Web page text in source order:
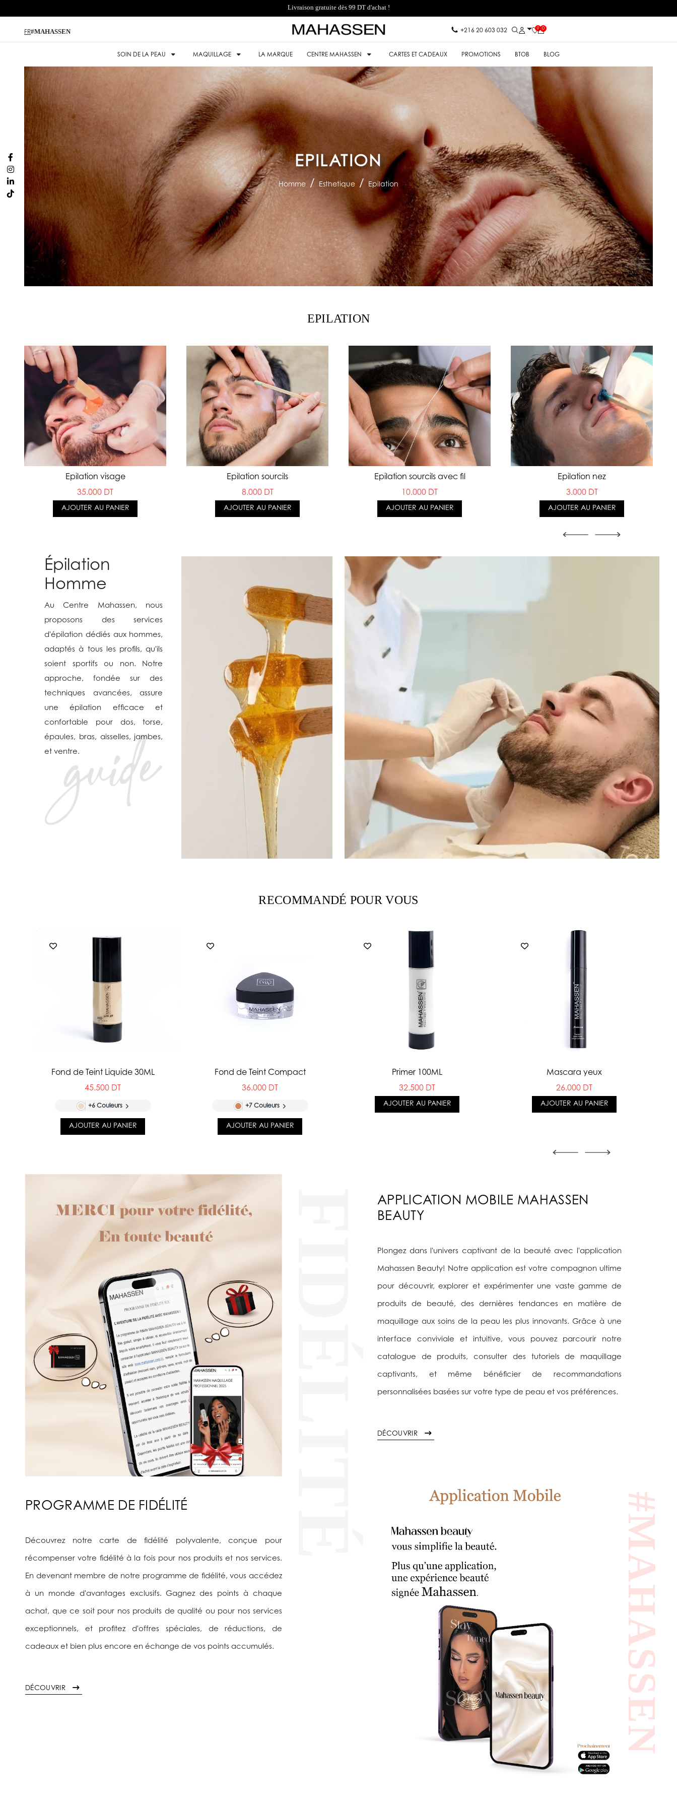
Livraison gratuite dès 99 DT d'achat !
FR#MAHASSEN +216 20 603 032 0 0
SOIN DE LA PEAU MAQUILLAGE LA MARQUE CENTRE MAHASSEN CARTES ET CADEAUX PROMOTIONS BTOB BLOG
EPILATION
Homme Esthetique Epilation
EPILATION
Epilation visage
35.000 DT
AJOUTER AU PANIER
Epilation sourcils
8.000 DT
AJOUTER AU PANIER
Epilation sourcils avec fil
10.000 DT
AJOUTER AU PANIER
Epilation nez
3.000 DT
AJOUTER AU PANIER
Épilation
Homme
Au Centre Mahassen, nous
proposons des services
d'épilation dédiés aux hommes,
adaptés à tous les profils, qu'ils
soient sportifs ou non. Notre
approche, fondée sur des
techniques avancées, assure
une épilation efficace et
confortable pour dos, torse,
épaules, bras, aisselles, jambes,
et ventre.
RECOMMANDÉ POUR VOUS
Fond de Teint Liquide 30ML
45.500 DT
+6 Couleurs
AJOUTER AU PANIER
Fond de Teint Compact
36.000 DT
+7 Couleurs
AJOUTER AU PANIER
Primer 100ML
32.500 DT
AJOUTER AU PANIER
Mascara yeux
26.000 DT
AJOUTER AU PANIER
PROGRAMME DE FIDÉLITÉ
Découvrez notre carte de fidélité polyvalente, conçue pour
récompenser votre fidélité à la fois pour nos produits et nos services.
En devenant membre de notre programme de fidélité, vous accédez
à un monde d'avantages exclusifs. Gagnez des points à chaque
achat, que ce soit pour nos produits de qualité ou pour nos services
exceptionnels, et profitez d'offres spéciales, de réductions, de
cadeaux et bien plus encore en échange de vos points accumulés.
DÉCOUVRIR
APPLICATION MOBILE MAHASSEN
BEAUTY
Plongez dans l'univers captivant de la beauté avec l'application
Mahassen Beauty! Notre application est votre compagnon ultime
pour découvrir, explorer et expérimenter une vaste gamme de
produits de beauté, des dernières tendances en matière de
maquillage aux soins de la peau les plus innovants. Grâce à une
interface conviviale et intuitive, vous pouvez parcourir notre
catalogue de produits, consulter des tutoriels de maquillage
captivants, et même bénéficier de recommandations
personnalisées basées sur votre type de peau et vos préférences.
DÉCOUVRIR
#MAHASSEN